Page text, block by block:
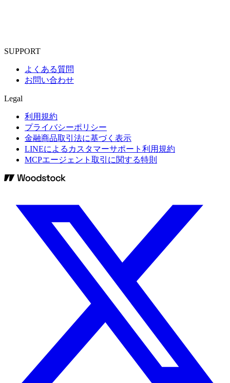
SUPPORT
よくある質問
お問い合わせ
Legal
利用規約
プライバシーポリシー
金融商品取引法に基づく表示
LINEによるカスタマーサポート利用規約
MCPエージェント取引に関する特則